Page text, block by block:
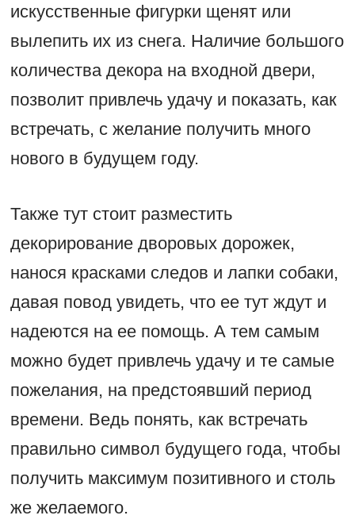
искусственные фигурки щенят или
вылепить их из снега. Наличие большого
количества декора на входной двери,
позволит привлечь удачу и показать, как
встречать, с желание получить много
нового в будущем году.
Также тут стоит разместить
декорирование дворовых дорожек,
нанося красками следов и лапки собаки,
давая повод увидеть, что ее тут ждут и
надеются на ее помощь. А тем самым
можно будет привлечь удачу и те самые
пожелания, на предстоявший период
времени. Ведь понять, как встречать
правильно символ будущего года, чтобы
получить максимум позитивного и столь
же желаемого.